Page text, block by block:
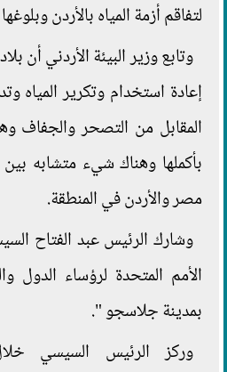
لتفاقم أزمة المياه بالأردن
وتابع وزير البيئة الأردني أن
إعادة استخدام وتكرير المياه
المقابل من التصحر والجفاف
بأكملها وهناك شيء متشابه
مصر والأردن في المنطقة.
الأمم المتحدة لرؤساء الدول
بمدينة جلاسجو ".
وركز الرئيس السيسي